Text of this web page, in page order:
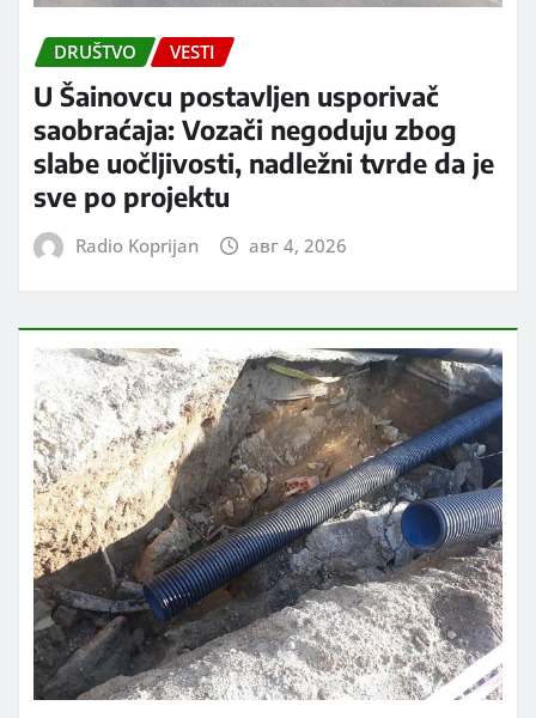
DRUŠTVO VESTI
U Šainovcu postavljen usporivač
saobraćaja: Vozači negoduju zbog
slabe uočljivosti, nadležni tvrde da je
sve po projektu
Radio Koprijan авг 4, 2026